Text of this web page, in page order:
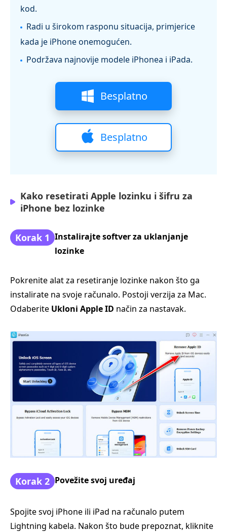
kod.
Radi u širokom rasponu situacija, primjerice
kada je iPhone onemogućen.
Podržava najnovije modele iPhonea i iPada.
Besplatno
preuzimanje
Besplatno
Kako resetirati Apple lozinku i šifru za
iPhone bez lozinke
Korak 1 Instalirajte softver za uklanjanje
lozinke
Pokrenite alat za resetiranje lozinke nakon što ga
instalirate na svoje računalo. Postoji verzija za Mac.
Odaberite Ukloni Apple ID način za nastavak.
Korak 2 Povežite svoj uređaj
Spojite svoj iPhone ili iPad na računalo putem
Lightning kabela. Nakon što bude prepoznat, kliknite